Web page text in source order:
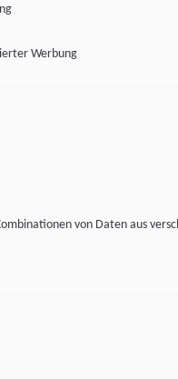
Werbung
von Daten aus